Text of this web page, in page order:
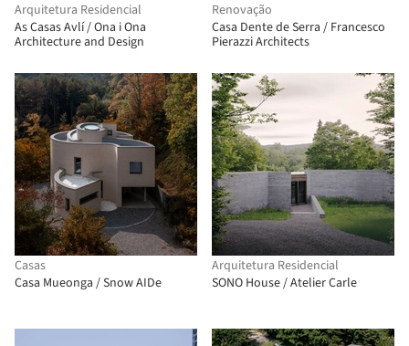
Arquitetura Residencial
As Casas Avlí / Ona i Ona
Architecture and Design
Renovação
Casa Dente de Serra / Francesco
Pierazzi Architects
Casas
Casa Mueonga / Snow AIDe
Arquitetura Residencial
SONO House / Atelier Carle